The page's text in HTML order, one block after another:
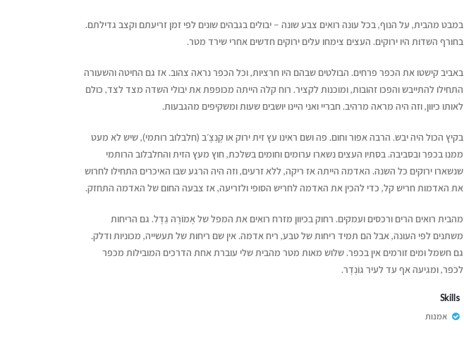
במבט מהבית, על הנוף, בכל עונה רואים צבע שונה – יבולים בגבהים שונים לפי זמן זריעתם וקצב גדילתם.
בחורף השדות היו ירוקים. העצים צימחו עלים ירוקים חדשים אחרי שירד מטר.
באביב קישטו את הכפר פרחים. הבולטים שבהם היו חרציות, וכל הכפר נראה צהוב. אז גם החיטה והשעורה
התחילו להתייבש והפכו זהובות, ומוכנות לקציר. רוח קלה הייתה מכופפת את יבולי השדה מצד לצד, כולם
לאותו כיוון, וזה היה מראה מרהיב. חבריי ואני היינו יושבים שעות ומשקיפים מהגבעות.
בקיץ הכול היה יבש. הרבה אפור וחום. פה ושם ראינו עץ זית ירוק או קֶנְצֶ׳ב (חלבלוב רותמי), שיש לא מעט
ממנו בכפר ובסביבה. בסתיו העצים נשארו ערומים וחומים בשלכת, חוץ מעץ הזית והחלבלוב הרותמי
שנשארו ירוקים כל השנה. האדמה הייתה אז ריקה, ללא זרעים, וזה היה הרגע שבו האיכרים התחילו לחרוש
את האדמות חריש קל, כדי להכין את האדמה לחריש הסופי ולזריעה, אז צבעה החום של האדמה התחזק.
מהבית רואים הרים ורכסים ועמקים. רחוק בכיוון מזרח רואים את המפל של אָמוֹרָה גֵדֶל. גם הריחות
משתנים לפי העונה, אבל הם תמיד ריחות של טבע, ריח אדמה. אין שם ריחות של תעשייה, מכוניות ודלק.
גם חשמל ומים זורמים אין בכפר. שלוש מאות מטר מהבית שלי עוברת אחת הדרכים המובילות מכפר
לכפר, ומגיעה אף עד לעיר גוֹנְדָר.
Skills
אמנות